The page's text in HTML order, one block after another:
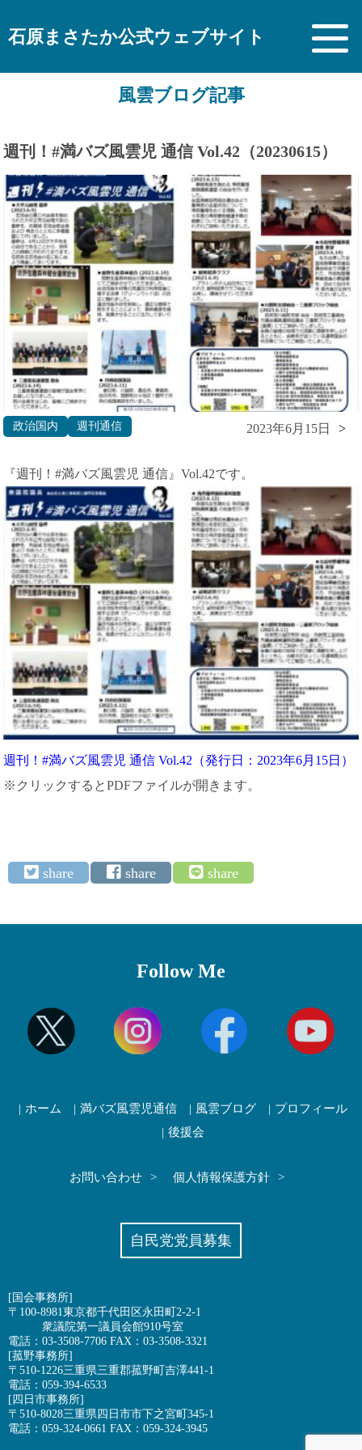
石原まさたか公式ウェブサイト
風雲ブログ記事
週刊！#満バズ風雲児 通信 Vol.42（20230615）
政治国内 週刊通信 2023年6月15日
『週刊！#満バズ風雲児 通信』Vol.42です。
週刊！#満バズ風雲児 通信 Vol.42（発行日：2023年6月15日）
※クリックするとPDFファイルが開きます。
Follow Me
ホーム 満バズ風雲児通信 風雲ブログ
プロフィール
後援会
お問い合わせ 個人情報保護方針
自民党党員募集
[国会事務所]
〒100-8981東京都千代田区永田町2-2-1
衆議院第一議員会館910号室
電話：03-3508-7706 FAX：03-3508-3321
[菰野事務所]
〒510-1226三重県三重郡菰野町吉澤441-1
電話：059-394-6533
[四日市事務所]
〒510-8028三重県四日市市下之宮町345-1
電話：059-324-0661 FAX：059-324-3945